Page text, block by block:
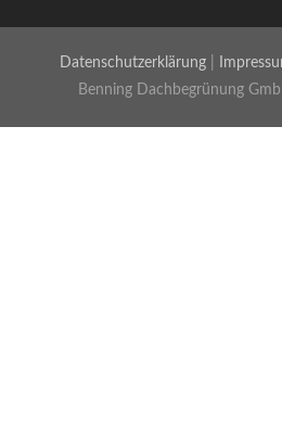
Datenschutzerklärung|
Benning Dachbegrünung